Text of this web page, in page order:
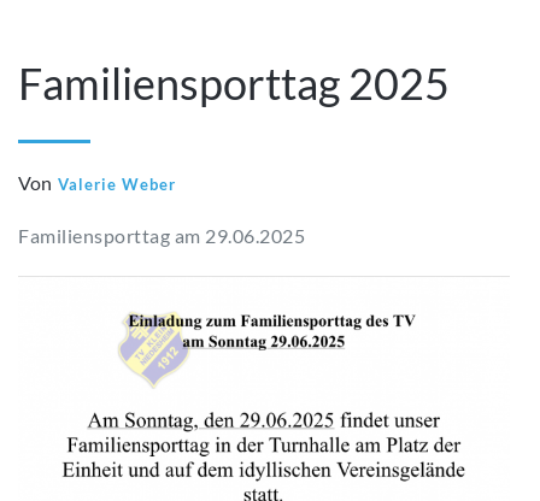
Familiensporttag 2025
Von Valerie Weber
Familiensporttag am 29.06.2025